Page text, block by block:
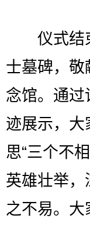
仪式结束
士墓碑，
念馆。通
迹展示，
思“三个不
英雄壮举
之不易。大